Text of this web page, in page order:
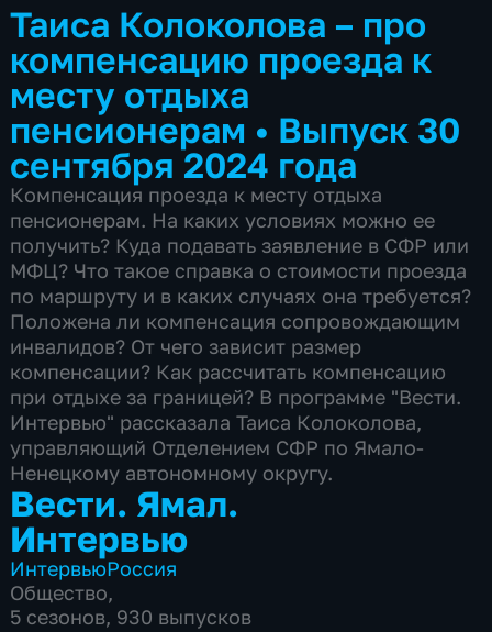
Таиса Колоколова – про
компенсацию проезда к
месту отдыха
пенсионерам • Выпуск 30
сентября 2024 года
Компенсация проезда к месту отдыха
пенсионерам. На каких условиях можно ее
получить? Куда подавать заявление в СФР или
МФЦ? Что такое справка о стоимости проезда
по маршруту и в каких случаях она требуется?
Положена ли компенсация сопровождающим
инвалидов? От чего зависит размер
компенсации? Как рассчитать компенсацию
при отдыхе за границей? В программе "Вести.
Интервью" рассказала Таиса Колоколова,
управляющий Отделением СФР по Ямало-
Ненецкому автономному округу.
Вести. Ямал.
Интервью
ИнтервьюРоссия
Общество,
5 сезонов, 930 выпусков